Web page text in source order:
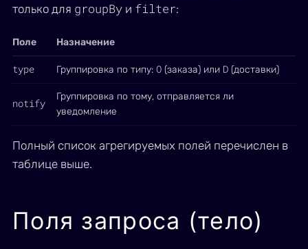
только для groupBy и filter:
Поле Назначение
type Группировка по типу: O (заказа) или D (доставки)
notify
Группировка по тому, отправляется ли
уведомление
Полный список агрегируемых полей перечислен в
таблице выше.
Поля запроса (тело)